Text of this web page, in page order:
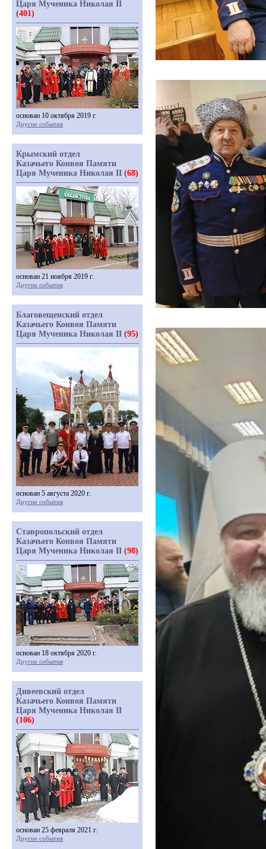
Царя Мученика Николая II
(401)
основан 10 октября 2019 г.
Другие события
Крымский отдел
Казачьего Конвоя Памяти
Царя Мученика Николая II (68)
основан 21 ноября 2019 г.
Другие события
Благовещенский отдел
Казачьего Конвоя Памяти
Царя Мученика Николая II (95)
основан 5 августа 2020 г.
Другие события
Ставропольский отдел
Казачьего Конвоя Памяти
Царя Мученика Николая II (98)
основан 18 октября 2020 г.
Другие события
Дивеевский отдел
Казачьего Конвоя Памяти
Царя Мученика Николая II
(106)
основан 25 февраля 2021 г.
Другие события